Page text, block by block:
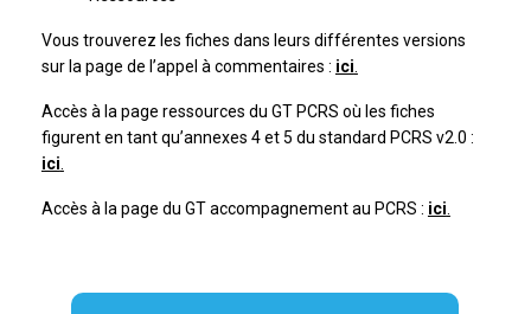
Vous trouverez les fiches dans leurs différentes versions
sur la page de l’appel à commentaires : ici
Accès à la page ressources du GT PCRS où les fiches
figurent en tant qu’annexes 4 et 5 du standard PCRS v2.0 :
ici
Accès à la page du GT accompagnement au PCRS : ici